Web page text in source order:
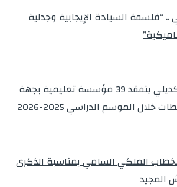
“فلسفة السيادة الإيجابية وجدلية
الدكتور نوفل كديلي يتفقد 39 مؤسسة تعليمية بجهة
خلال الموسم الدراسي 2025-2026
الملكي السامي بمناسبة الذكرى